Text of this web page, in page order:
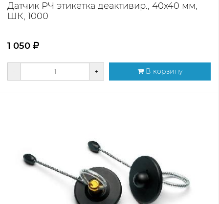
Датчик РЧ этикетка деактивир., 40х40 мм,
ШК, 1000
1 050
- + В корзину